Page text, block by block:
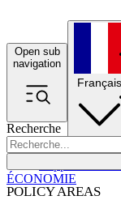
Open sub
navigation
Recherche
POLICY AREAS
Français
ÉCONOMIE